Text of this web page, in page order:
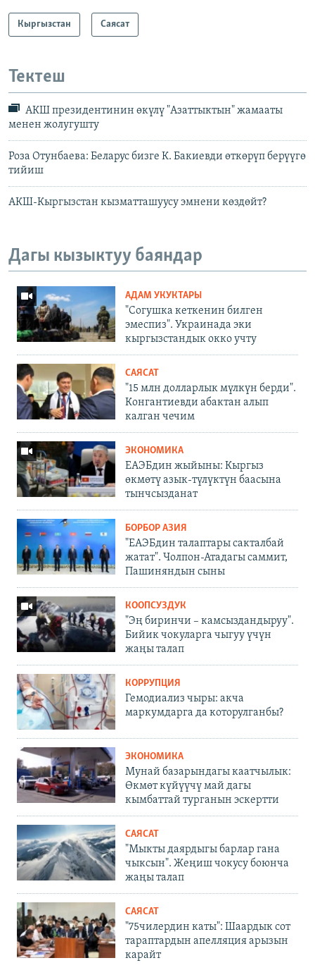
Кыргызстан Саясат
Тектеш
АКШ президентинин өкүлү "Азаттыктын" жамааты
менен жолугушту
Роза Отунбаева: Беларус бизге К. Бакиевди өткөрүп берүүгө
тийиш
АКШ-Кыргызстан кызматташуусу эмнени көздөйт?
Дагы кызыктуу баяндар
АДАМ УКУКТАРЫ
"Согушка кеткенин билген
эмеспиз". Украинада эки
кыргызстандык окко учту
САЯСАТ
"15 млн долларлык мүлкүн берди".
Конгантиевди абактан алып
калган чечим
ЭКОНОМИКА
ЕАЭБдин жыйыны: Кыргыз
өкмөтү азык-түлүктүн баасына
тынчсызданат
БОРБОР АЗИЯ
"ЕАЭБдин талаптары сакталбай
жатат". Чолпон-Атадагы саммит,
Пашиняндын сыны
КООПСУЗДУК
"Эң биринчи – камсыздандыруу".
Бийик чокуларга чыгуу үчүн
жаңы талап
КОРРУПЦИЯ
Гемодиализ чыры: акча
маркумдарга да которулганбы?
ЭКОНОМИКА
Мунай базарындагы каатчылык:
Өкмөт күйүүчү май дагы
кымбаттай турганын эскертти
САЯСАТ
"Мыкты даярдыгы барлар гана
чыксын". Жеңиш чокусу боюнча
жаңы талап
САЯСАТ
"75чилердин каты": Шаардык сот
тараптардын апелляция арызын
карайт